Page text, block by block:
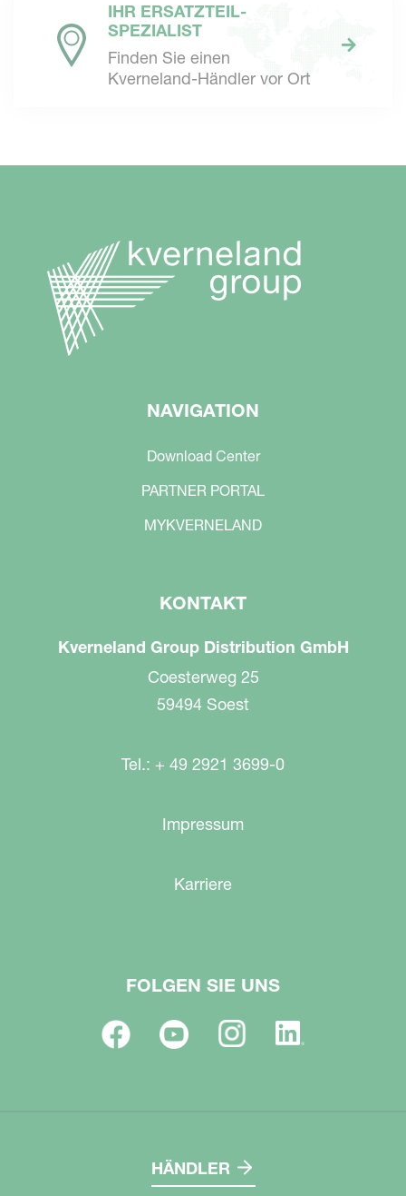
IHR ERSATZTEIL-
SPEZIALIST
Finden Sie einen
Kverneland-Händler vor Ort
NAVIGATION
Download Center
PARTNER PORTAL
MYKVERNELAND
KONTAKT
Kverneland Group Distribution GmbH
Coesterweg 25
59494 Soest
Tel.: + 49 2921 3699-0
Impressum
Karriere
FOLGEN SIE UNS
HÄNDLER